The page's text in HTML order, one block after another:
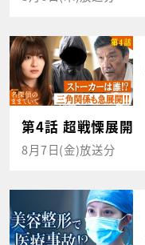
第4話 超戦慄展開
8月7日(金)放送分